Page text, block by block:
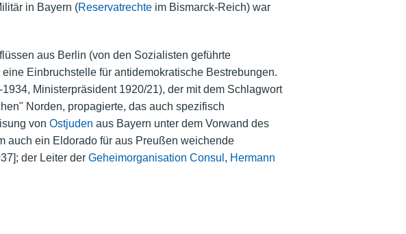
in Bayern (Reservatrechteim Bismarck-Reich) war
aus Berlin (von den Sozialisten geführte
Einbruchstelle für antidemokratische Bestrebungen.
Ministerpräsident 1920/21), der mit dem Schlagwort
Norden, propagierte, das auch spezifisch
von Ostjuden aus Bayern unter dem Vorwand des
auch ein Eldorado für aus Preußen weichende
der Leiter der Geheimorganisation Consul , Hermann